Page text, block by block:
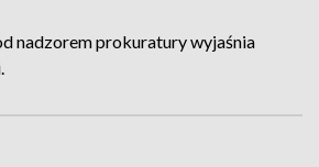
nadzorem prokuratury wyjaśnia